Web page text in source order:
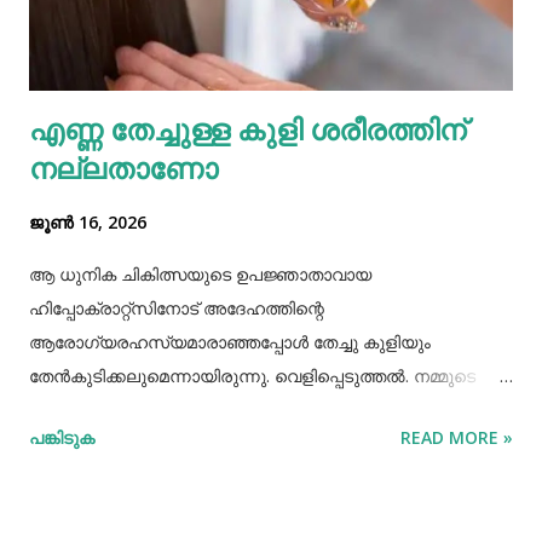
ആരോഗ്യമുള്ള വെളുത്ത പല്ലുകള്‍ നേടാനും തുളസി
സഹായിക്കും. ദന്തസംരക്ഷണത്തിന് തുളസി
ഉപയോഗിക്കുന്നത് മഞ്ഞ നിറമകറ്റി തിളക്കം നല്കാന്‍
മാത്രമല്ല മോണയിലെ രക്തസ്രാവം അല്ലെങ്കില്‍
പ്യോറ...
എണ്ണ തേച്ചുള്ള കുളി ശരീരത്തിന്
നല്ലതാണോ
ജൂൺ 16, 2026
ആ ധുനിക ചികിത്സയുടെ ഉപജ്ഞാതാവായ
ഹിപ്പോക്രാറ്റ്സിനോട് അദേഹത്തിന്റെ
ആരോഗ്യരഹസ്യമാരാഞ്ഞപ്പോള്‍ തേച്ചു കുളിയും
തേൻകുടിക്കലുമെന്നായിരുന്നു. വെളിപ്പെടുത്തല്‍. നമ്മുടെ
അനുഭവിച്ചിരുന്നവരാണ്. അവര്‍ ആരോഗ്യത്തിനായി
പങ്കിടുക READ MORE »